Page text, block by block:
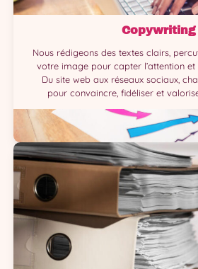
Copywriting
Nous rédigeons des textes clairs,
votre image pour capter l’attention et
Du site web aux réseaux sociaux,
pour convaincre, fidéliser et